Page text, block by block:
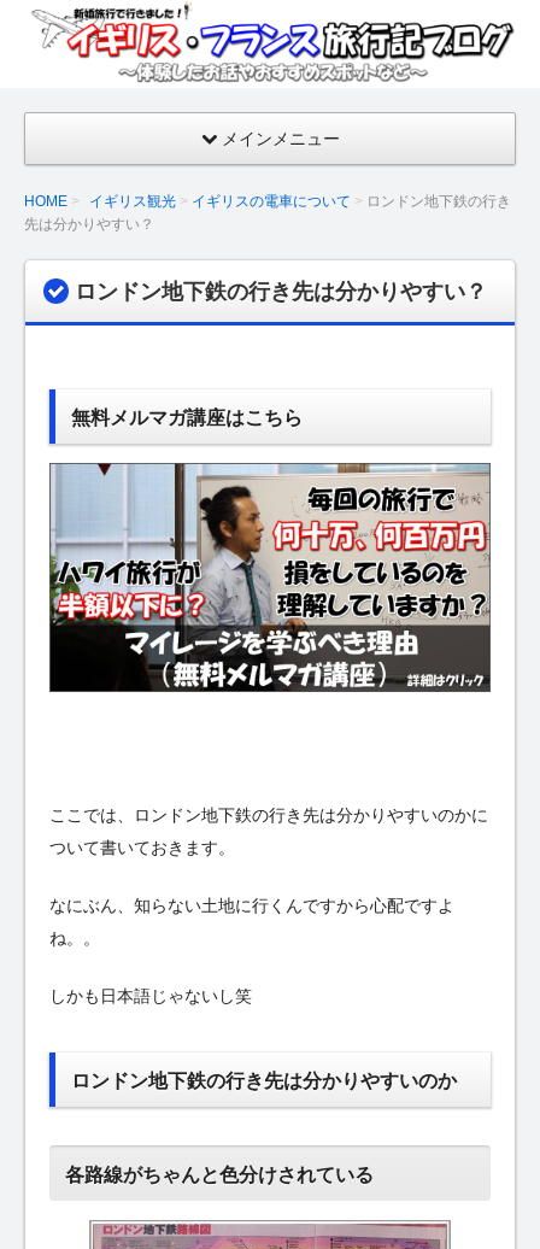
イギ
ンス
旅行
記ブ
【新
婚旅
すめ
スポ
メインメニュー
HOME イギリス観光 イギリスの電車について
ロンドン地下鉄の行き
先は分かりやすい？
ロンドン地下鉄の行き先は分かりやすい？
無料メルマガ講座はこちら
ここでは、ロンドン地下鉄の行き先は分かりやすいのかに
ついて書いておきます。
なにぶん、知らない土地に行くんですから心配ですよ
ね。。
しかも日本語じゃないし笑
ロンドン地下鉄の行き先は分かりやすいのか
各路線がちゃんと色分けされている